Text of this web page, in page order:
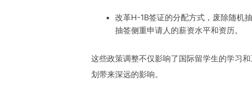
改革H-1B签证的分配方式，废除随机
抽签侧重申请人的薪资水平和资历。
这些政策调整不仅影响了国际留学生的学习
划带来深远的影响。